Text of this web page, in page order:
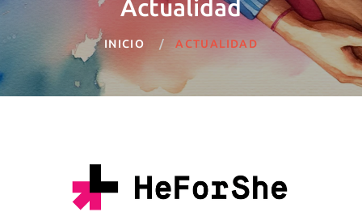
Actualidad
INICIO ACTUALIDAD